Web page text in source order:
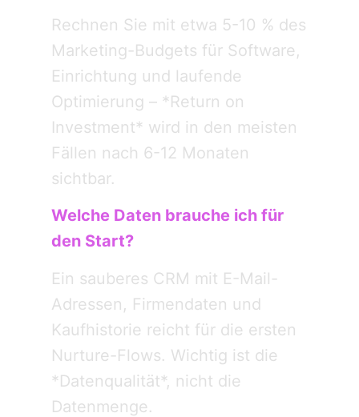
Rechnen Sie mit etwa 5-10 % des
Marketing-Budgets für Software,
Einrichtung und laufende
Optimierung – *Return on
Investment* wird in den meisten
Fällen nach 6-12 Monaten
sichtbar.
Welche Daten brauche ich für
den Start?
Ein sauberes CRM mit E-Mail-
Adressen, Firmendaten und
Kaufhistorie reicht für die ersten
Nurture-Flows. Wichtig ist die
*Datenqualität*, nicht die
Datenmenge.